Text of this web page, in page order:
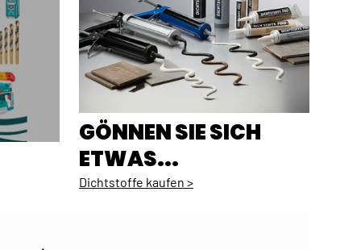
GÖNNEN SIE SICH
ETWAS...
Dichtstoffe kaufen >